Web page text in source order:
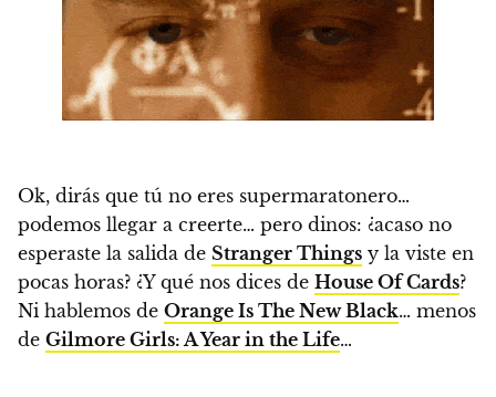
Ok, dirás que tú no eres supermaratonero…
podemos llegar a creerte… pero dinos: ¿acaso no
esperaste la salida de Stranger Things y la viste en
pocas horas? ¿Y qué nos dices de House Of Cards?
Ni hablemos de Orange Is The New Black… menos
de Gilmore Girls: A Year in the Life…